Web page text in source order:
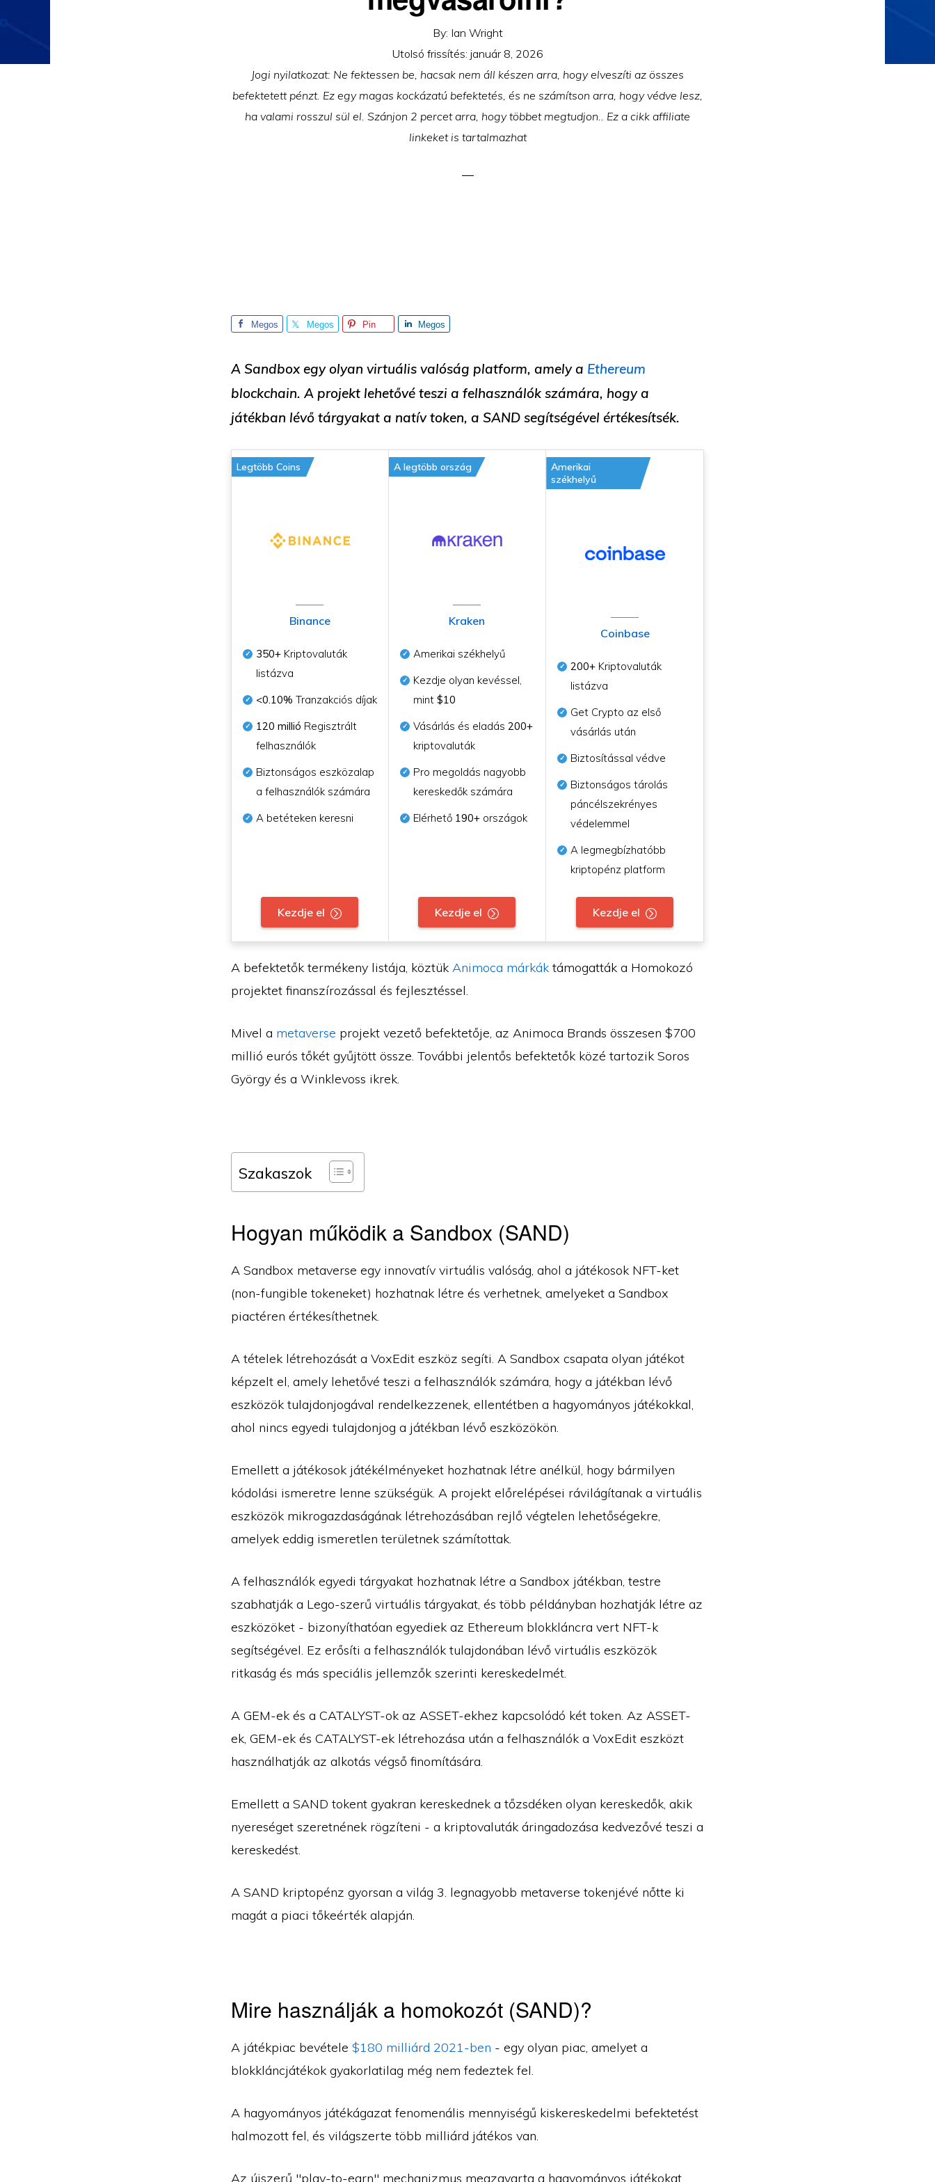
By: Ian Wright
Utolsó frissítés: január 8, 2026
Jogi nyilatkozat: Ne fektessen be, hacsak nem áll készen arra, hogy elveszíti az összes
befektetett pénzt. Ez egy magas kockázatú befektetés, és ne számítson arra, hogy védve lesz,
ha valami rosszul sül el. Szánjon 2 percet arra, hogy többet megtudjon.. Ez a cikk affiliate
linkeket is tartalmazhat
Megos
Megos
Pin
Megos
A Sandbox egy olyan virtuális valóság platform, amely a Ethereum
blockchain. A projekt lehetővé teszi a felhasználók számára, hogy a
játékban lévő tárgyakat a natív token, a SAND segítségével értékesítsék.
Legtöbb Coins
Binance
350+ Kriptovaluták
listázva
<0.10% Tranzakciós díjak
120 millió Regisztrált
felhasználók
Biztonságos eszközalap
a felhasználók számára
A betéteken keresni
Kezdje el
A legtöbb ország
Kraken
Amerikai székhelyű
Kezdje olyan kevéssel,
mint $10
Vásárlás és eladás 200+
kriptovaluták
Pro megoldás nagyobb
kereskedők számára
Elérhető 190+országok
Kezdje el
Amerikai
székhelyű
Coinbase
200+ Kriptovaluták
listázva
Get Crypto az első
vásárlás után
Biztosítással védve
Biztonságos tárolás
páncélszekrényes
védelemmel
A legmegbízhatóbb
kriptopénz platform
Kezdje el
A befektetők termékeny listája, köztük Animoca márkák támogatták a Homokozó
projektet finanszírozással és fejlesztéssel.
Mivel a metaverse projekt vezető befektetője, az Animoca Brands összesen $700
millió eurós tőkét gyűjtött össze. További jelentős befektetők közé tartozik Soros
György és a Winklevoss ikrek.
Szakaszok
Hogyan működik a Sandbox (SAND)
A Sandbox metaverse egy innovatív virtuális valóság, ahol a játékosok NFT-ket
(non-fungible tokeneket) hozhatnak létre és verhetnek, amelyeket a Sandbox
piactéren értékesíthetnek.
A tételek létrehozását a VoxEdit eszköz segíti. A Sandbox csapata olyan játékot
képzelt el, amely lehetővé teszi a felhasználók számára, hogy a játékban lévő
eszközök tulajdonjogával rendelkezzenek, ellentétben a hagyományos játékokkal,
ahol nincs egyedi tulajdonjog a játékban lévő eszközökön.
Emellett a játékosok játékélményeket hozhatnak létre anélkül, hogy bármilyen
kódolási ismeretre lenne szükségük. A projekt előrelépései rávilágítanak a virtuális
eszközök mikrogazdaságának létrehozásában rejlő végtelen lehetőségekre,
amelyek eddig ismeretlen területnek számítottak.
A felhasználók egyedi tárgyakat hozhatnak létre a Sandbox játékban, testre
szabhatják a Lego-szerű virtuális tárgyakat, és több példányban hozhatják létre az
eszközöket - bizonyíthatóan egyediek az Ethereum blokkláncra vert NFT-k
segítségével. Ez erősíti a felhasználók tulajdonában lévő virtuális eszközök
ritkaság és más speciális jellemzők szerinti kereskedelmét.
A GEM-ek és a CATALYST-ok az ASSET-ekhez kapcsolódó két token. Az ASSET-
ek, GEM-ek és CATALYST-ek létrehozása után a felhasználók a VoxEdit eszközt
használhatják az alkotás végső finomítására.
Emellett a SAND tokent gyakran kereskednek a tőzsdéken olyan kereskedők, akik
nyereséget szeretnének rögzíteni - a kriptovaluták áringadozása kedvezővé teszi a
kereskedést.
A SAND kriptopénz gyorsan a világ 3. legnagyobb metaverse tokenjévé nőtte ki
magát a piaci tőkeérték alapján.
Mire használják a homokozót (SAND)?
A játékpiac bevétele $180 milliárd 2021-ben - egy olyan piac, amelyet a
blokkláncjátékok gyakorlatilag még nem fedeztek fel.
A hagyományos játékágazat fenomenális mennyiségű kiskereskedelmi befektetést
halmozott fel, és világszerte több milliárd játékos van.
Az újszerű "play-to-earn" mechanizmus megzavarta a hagyományos játékokat,